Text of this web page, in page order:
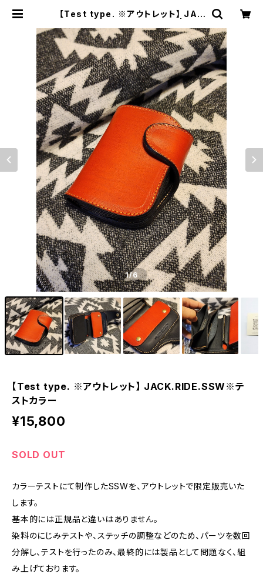
【Test type. ※アウトレット】 JAC
K RIDE LEATHER.CO
1/6
【Test type. ※アウトレット】 JACK.RIDE.SSW※テ
ストカラー
¥15,800
SOLD OUT
カラーテストにて制作したSSWを、アウトレットで限定販売いた
します。
基本的には正規品と違いはありません。
染料のにじみテストや、ステッチの調整などのため、パーツを数回
分解し、テストを行ったのみ、最終的には製品として問題なく、組
み上げております。